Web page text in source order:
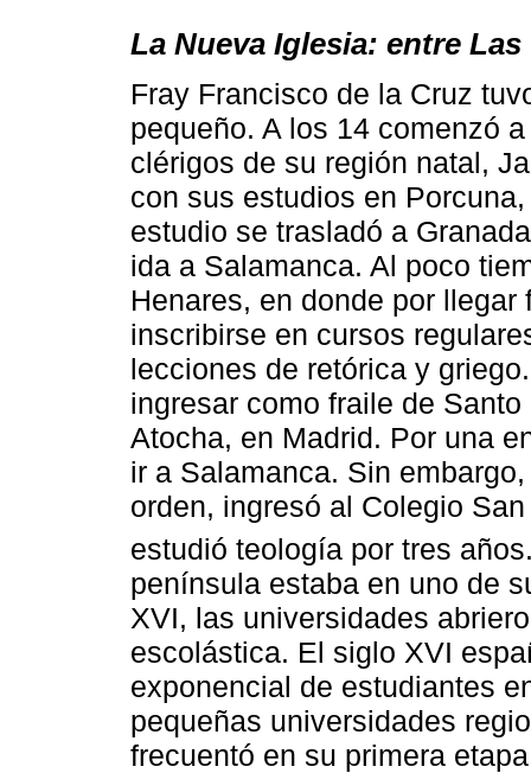
La Nueva Iglesia: entre
Fray Francisco de la Cruz
pequeño. A los 14 comenzó
clérigos de su región natal,
con sus estudios en
estudio se trasladó a
ida a Salamanca. Al poco
Henares, en donde por
inscribirse en cursos
lecciones de retórica y
ingresar como fraile de
Atocha, en Madrid. Por una
ir a Salamanca. Sin
orden, ingresó al Colegio
estudió teología por tres
península estaba en uno de
XVI, las universidades
escolástica. El siglo XVI
exponencial de estudiantes
pequeñas universidades
frecuentó en su primera